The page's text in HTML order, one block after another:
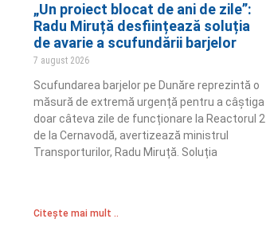
„Un proiect blocat de ani de zile”:
Radu Miruță desființează soluția
de avarie a scufundării barjelor
7 august 2026
Scufundarea barjelor pe Dunăre reprezintă o
măsură de extremă urgență pentru a câștiga
doar câteva zile de funcționare la Reactorul 2
de la Cernavodă, avertizează ministrul
Transporturilor, Radu Miruță. Soluția
Citește mai mult ..